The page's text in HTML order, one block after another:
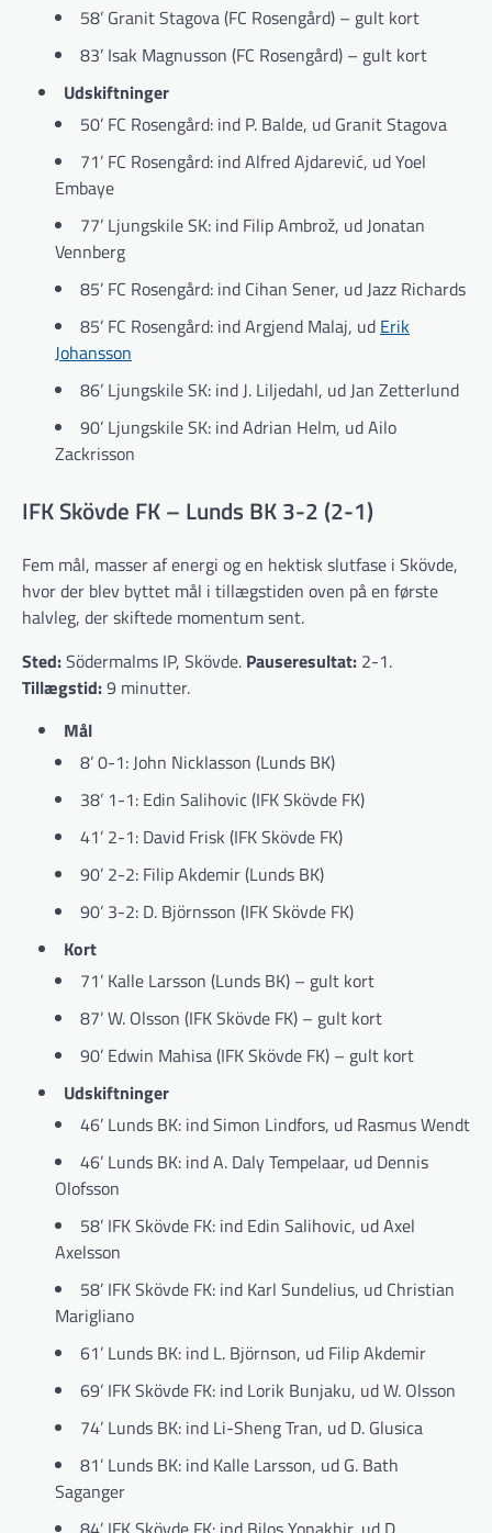
58’ Granit Stagova (FC Rosengård) – gult kort
83’ Isak Magnusson (FC Rosengård) – gult kort
Udskiftninger
50’ FC Rosengård: ind P. Balde, ud Granit Stagova
71’ FC Rosengård: ind Alfred Ajdarević, ud Yoel
Embaye
77’ Ljungskile SK: ind Filip Ambrož, ud Jonatan
Vennberg
85’ FC Rosengård: ind Cihan Sener, ud Jazz Richards
85’ FC Rosengård: ind Argjend Malaj, ud Erik
Johansson
86’ Ljungskile SK: ind J. Liljedahl, ud Jan Zetterlund
90’ Ljungskile SK: ind Adrian Helm, ud Ailo
Zackrisson
IFK Skövde FK – Lunds BK 3-2 (2-1)
Fem mål, masser af energi og en hektisk slutfase i Skövde,
hvor der blev byttet mål i tillægstiden oven på en første
halvleg, der skiftede momentum sent.
Sted:Södermalms IP, Skövde. Pauseresultat: 2-1.
Tillægstid:9 minutter.
Mål
8’ 0-1: John Nicklasson (Lunds BK)
38’ 1-1: Edin Salihovic (IFK Skövde FK)
41’ 2-1: David Frisk (IFK Skövde FK)
90’ 2-2: Filip Akdemir (Lunds BK)
90’ 3-2: D. Björnsson (IFK Skövde FK)
Kort
71’ Kalle Larsson (Lunds BK) – gult kort
87’ W. Olsson (IFK Skövde FK) – gult kort
90’ Edwin Mahisa (IFK Skövde FK) – gult kort
Udskiftninger
46’ Lunds BK: ind Simon Lindfors, ud Rasmus Wendt
46’ Lunds BK: ind A. Daly Tempelaar, ud Dennis
Olofsson
58’ IFK Skövde FK: ind Edin Salihovic, ud Axel
Axelsson
58’ IFK Skövde FK: ind Karl Sundelius, ud Christian
Marigliano
61’ Lunds BK: ind L. Björnson, ud Filip Akdemir
69’ IFK Skövde FK: ind Lorik Bunjaku, ud W. Olsson
74’ Lunds BK: ind Li-Sheng Tran, ud D. Glusica
81’ Lunds BK: ind Kalle Larsson, ud G. Bath
Saganger